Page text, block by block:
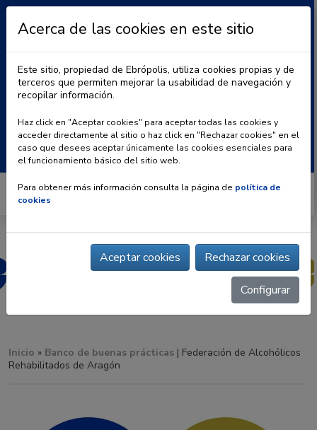
BLOG | CONTACTO
Buscar:
Inicio » Banco de buenas prácticas | Federación de Alcohólicos
Rehabilitados de Aragón
Acerca de las cookies en este sitio
Este sitio, propiedad de Ebrópolis, utiliza cookies propias y de
terceros que permiten mejorar la usabilidad de navegación y
recopilar información.
Haz click en "Aceptar cookies" para aceptar todas las cookies y
acceder directamente al sitio o haz click en "Rechazar cookies" en el
caso que desees aceptar únicamente las cookies esenciales para
el funcionamiento básico del sitio web.
Para obtener más información consulta la página de política de
cookies
Aceptar cookies Rechazar cookies
Configurar